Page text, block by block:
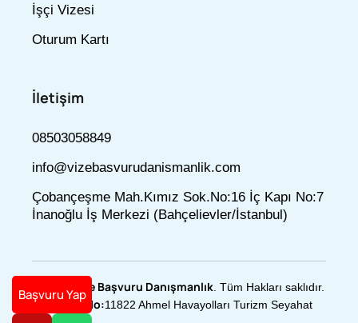
Başvuru Yap
İşçi Vizesi
Oturum Kartı
İletişim
08503058849
info@vizebasvurudanismanlik.com
Çobançeşme Mah.Kımız Sok.No:16 İç Kapı No:7
İnanoğlu İş Merkezi (Bahçelievler/İstanbul)
Vize Başvuru Danışmanlık . Tüm Hakları saklıdır.
Türsab No:11822 Ahmel Havayolları Turizm Seyahat